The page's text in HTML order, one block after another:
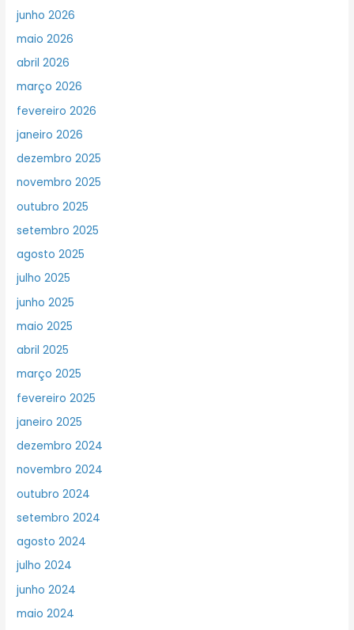
junho 2026
maio 2026
abril 2026
março 2026
fevereiro 2026
janeiro 2026
dezembro 2025
novembro 2025
outubro 2025
setembro 2025
agosto 2025
julho 2025
junho 2025
maio 2025
abril 2025
março 2025
fevereiro 2025
janeiro 2025
dezembro 2024
novembro 2024
outubro 2024
setembro 2024
agosto 2024
julho 2024
junho 2024
maio 2024